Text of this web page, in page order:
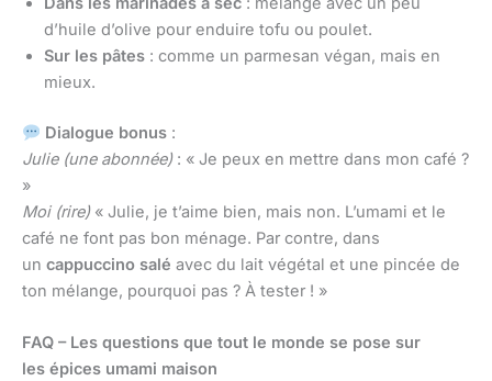
d’huile d’olive pour enduire tofu ou poulet.
Sur les pâtes : comme un parmesan végan, mais en
mieux.
Dialogue bonus:
Julie (une abonnée): « Je peux en mettre dans mon café ?
»
Moi (rire)« Julie, je t’aime bien, mais non. L’umami et le
café ne font pas bon ménage. Par contre, dans
un cappuccino salé avec du lait végétal et une pincée de
ton mélange, pourquoi pas ? À tester ! »
FAQ – Les questions que tout le monde se pose sur
les épices umami maison